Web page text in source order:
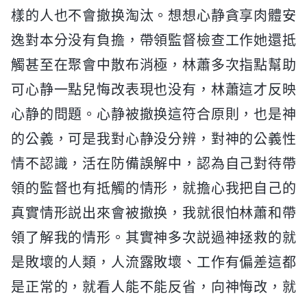
樣的人也不會撤换淘汰。想想心静貪享肉體安
逸對本分没有負擔，帶領監督檢查工作她還抵
觸甚至在聚會中散布消極，林蕭多次指點幫助
可心静一點兒悔改表現也没有，林蕭這才反映
心静的問題。心静被撤换這符合原則，也是神
的公義，可是我對心静没分辨，對神的公義性
情不認識，活在防備誤解中，認為自己對待帶
領的監督也有抵觸的情形，就擔心我把自己的
真實情形説出來會被撤换，我就很怕林蕭和帶
領了解我的情形。其實神多次説過神拯救的就
是敗壞的人類，人流露敗壞、工作有偏差這都
是正常的，就看人能不能反省，向神悔改，就